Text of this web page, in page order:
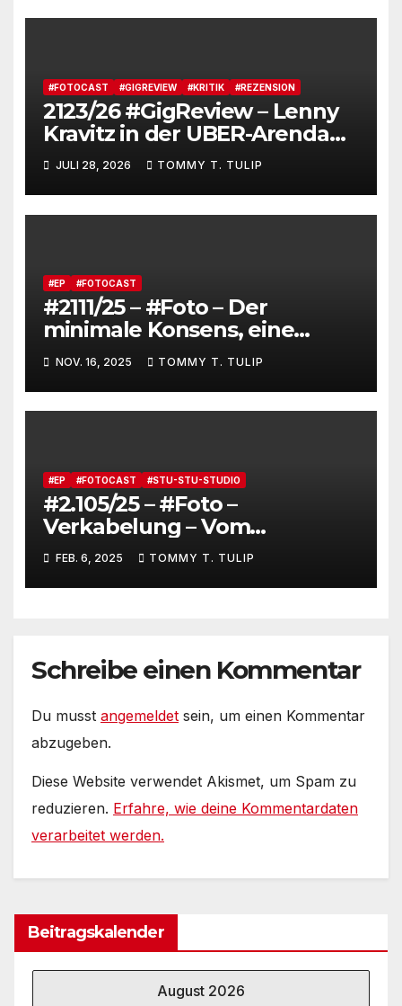
#FOTOCAST #GIGREVIEW #KRITIK #REZENSION
2123/26 #GigReview – Lenny
Kravitz in der UBER-Arenda
#LetLoveRule – Deutsche Cis-
Kartoffel zieht nochmal die
Lederjacke an. Tommy, das
Brot, besucht Lenny Kravitz
JULI 28, 2026 TOMMY T. TULIP
#EP #FOTOCAST
#2111/25 – #Foto – Der
minimale Konsens, eine
Berliner Band der Achtziger
Jahre – Altes Bandfoto
aufgetaucht
NOV. 16, 2025 TOMMY T. TULIP
#EP #FOTOCAST #STU-STU-STUDIO
#2.105/25 – #Foto –
Verkabelung – Vom
Schreibtischtäterwissen auf
zu neuen Ufern
FEB. 6, 2025 TOMMY T. TULIP
Schreibe einen Kommentar
Du musst angemeldet sein, um einen Kommentar
abzugeben.
Diese Website verwendet Akismet, um Spam zu
reduzieren. Erfahre, wie deine Kommentardaten
verarbeitet werden.
Beitragskalender
August 2026